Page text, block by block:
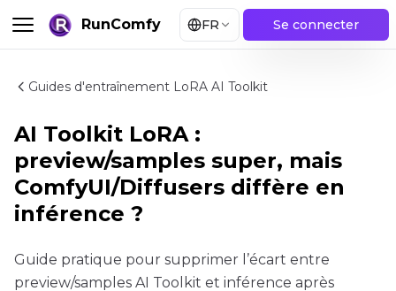
RunComfy FR Se connecter
Guides d'entraînement LoRA AI Toolkit
AI Toolkit LoRA :
preview/samples super, mais
ComfyUI/Diffusers diffère en
inférence ?
Guide pratique pour supprimer l’écart entre
preview/samples AI Toolkit et inférence après